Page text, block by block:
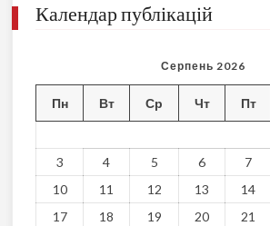
Календар публікацій
Серпень 2026
Пн Вт Ср Чт Пт
3
4 5 6 7
10
11 12 13 14
17
18 19 20 21